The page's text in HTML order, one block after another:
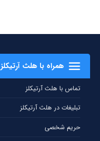
همراه با هلث آرتیکلز
تماس با هلث آرتیکلز
تبلیغات در هلث آرتیکلز
حریم شخصی